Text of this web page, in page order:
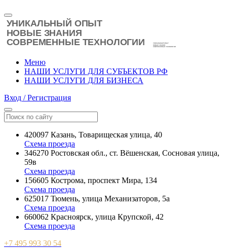
Меню
НАШИ УСЛУГИ ДЛЯ СУБЪЕКТОВ РФ
НАШИ УСЛУГИ ДЛЯ БИЗНЕСА
Вход / Регистрация
420097 Казань, Товарищеская улица, 40
Схема проезда
346270 Ростовская обл., ст. Вёшенская, Сосновая улица,
59в
Схема проезда
156605 Кострома, проспект Мира, 134
Схема проезда
625017 Тюмень, улица Механизаторов, 5а
Схема проезда
660062 Красноярск, улица Крупской, 42
Схема проезда
+7 495 993 30 54